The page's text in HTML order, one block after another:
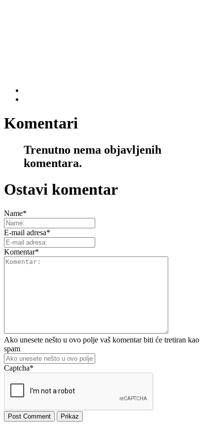
Komentari
Trenutno nema objavljenih
komentara.
Ostavi komentar
Name*
E-mail adresa*
Komentar*
Ako unesete nešto u ovo polje vaš komentar biti će tretiran kao
spam
Captcha*